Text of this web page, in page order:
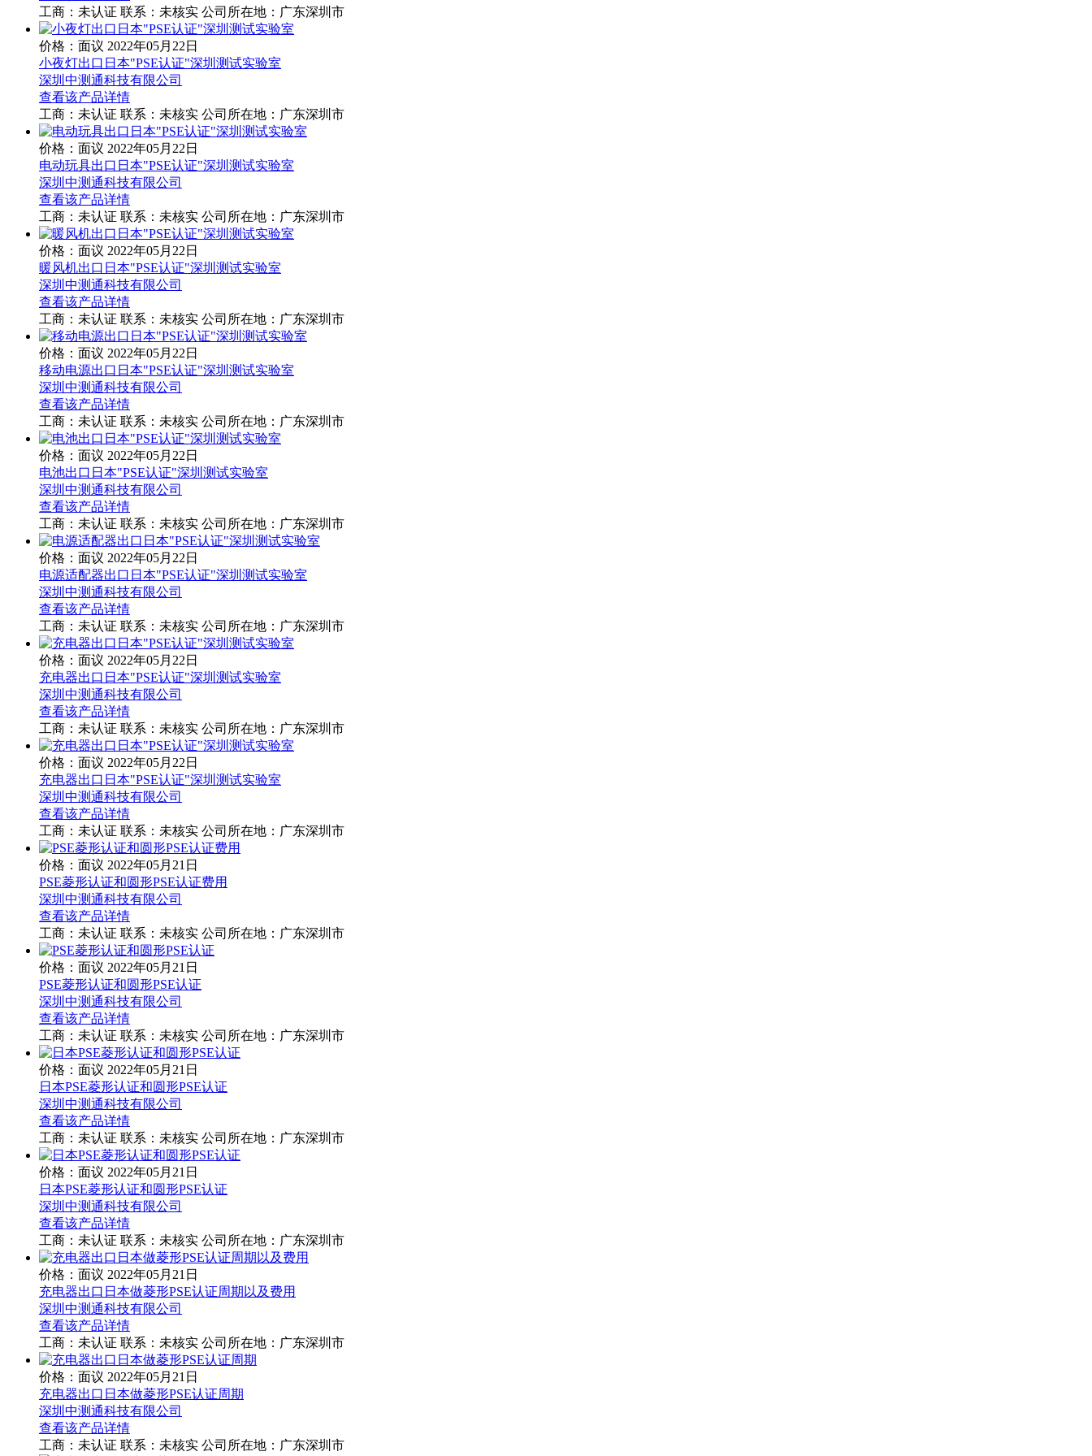
工商： 未认证 联系： 未核实 公司所在地：广东深圳市
价格：面议 2022年05月22日
小夜灯出口日本"PSE认证"深圳测试实验室
深圳中测通科技有限公司
查看该产品详情
工商： 未认证 联系： 未核实 公司所在地：广东深圳市
价格：面议 2022年05月22日
电动玩具出口日本"PSE认证"深圳测试实验室
深圳中测通科技有限公司
查看该产品详情
工商： 未认证 联系： 未核实 公司所在地：广东深圳市
价格：面议 2022年05月22日
暖风机出口日本"PSE认证"深圳测试实验室
深圳中测通科技有限公司
查看该产品详情
工商： 未认证 联系： 未核实 公司所在地：广东深圳市
价格：面议 2022年05月22日
移动电源出口日本"PSE认证"深圳测试实验室
深圳中测通科技有限公司
查看该产品详情
工商： 未认证 联系： 未核实 公司所在地：广东深圳市
价格：面议 2022年05月22日
电池出口日本"PSE认证"深圳测试实验室
深圳中测通科技有限公司
查看该产品详情
工商： 未认证 联系： 未核实 公司所在地：广东深圳市
价格：面议 2022年05月22日
电源适配器出口日本"PSE认证"深圳测试实验室
深圳中测通科技有限公司
查看该产品详情
工商： 未认证 联系： 未核实 公司所在地：广东深圳市
价格：面议 2022年05月22日
充电器出口日本"PSE认证"深圳测试实验室
深圳中测通科技有限公司
查看该产品详情
工商： 未认证 联系： 未核实 公司所在地：广东深圳市
价格：面议 2022年05月22日
充电器出口日本"PSE认证"深圳测试实验室
深圳中测通科技有限公司
查看该产品详情
工商： 未认证 联系： 未核实 公司所在地：广东深圳市
价格：面议 2022年05月21日
PSE菱形认证和圆形PSE认证费用
深圳中测通科技有限公司
查看该产品详情
工商： 未认证 联系： 未核实 公司所在地：广东深圳市
价格：面议 2022年05月21日
PSE菱形认证和圆形PSE认证
深圳中测通科技有限公司
查看该产品详情
工商： 未认证 联系： 未核实 公司所在地：广东深圳市
价格：面议 2022年05月21日
日本PSE菱形认证和圆形PSE认证
深圳中测通科技有限公司
查看该产品详情
工商： 未认证 联系： 未核实 公司所在地：广东深圳市
价格：面议 2022年05月21日
日本PSE菱形认证和圆形PSE认证
深圳中测通科技有限公司
查看该产品详情
工商： 未认证 联系： 未核实 公司所在地：广东深圳市
价格：面议 2022年05月21日
充电器出口日本做菱形PSE认证周期以及费用
深圳中测通科技有限公司
查看该产品详情
工商： 未认证 联系： 未核实 公司所在地：广东深圳市
价格：面议 2022年05月21日
充电器出口日本做菱形PSE认证周期
深圳中测通科技有限公司
查看该产品详情
工商： 未认证 联系： 未核实 公司所在地：广东深圳市